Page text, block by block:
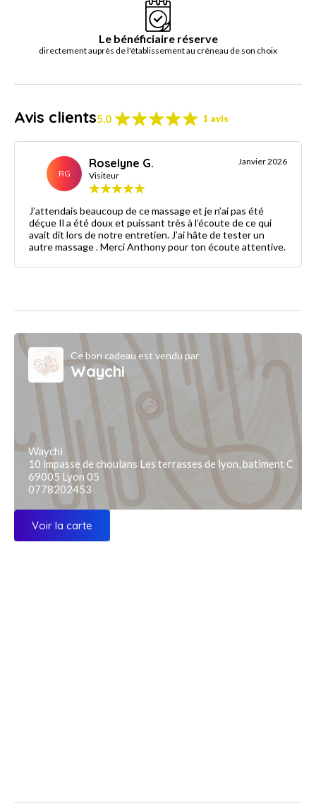
Le bénéficiaire réserve
directement auprès de l'établissement au créneau de son choix
Avis clients5.0 1 avis
RG
Roselyne G.
Visiteur
Janvier 2026
J’attendais beaucoup de ce massage et je n’ai pas été
déçue Il a été doux et puissant très à l’écoute de ce qui
avait dit lors de notre entretien. J’ai hâte de tester un
autre massage . Merci Anthony pour ton écoute attentive.
Ce bon cadeau est vendu par
Waychi
Waychi
10 impasse de choulans Les terrasses de lyon, batiment C
69005 Lyon 05
0778202453
Voir la carte